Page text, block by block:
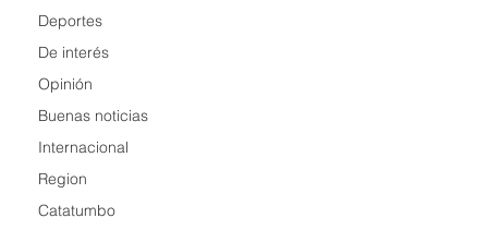
Deportes
De interés
Opinión
Buenas noticias
Internacional
Region
Catatumbo